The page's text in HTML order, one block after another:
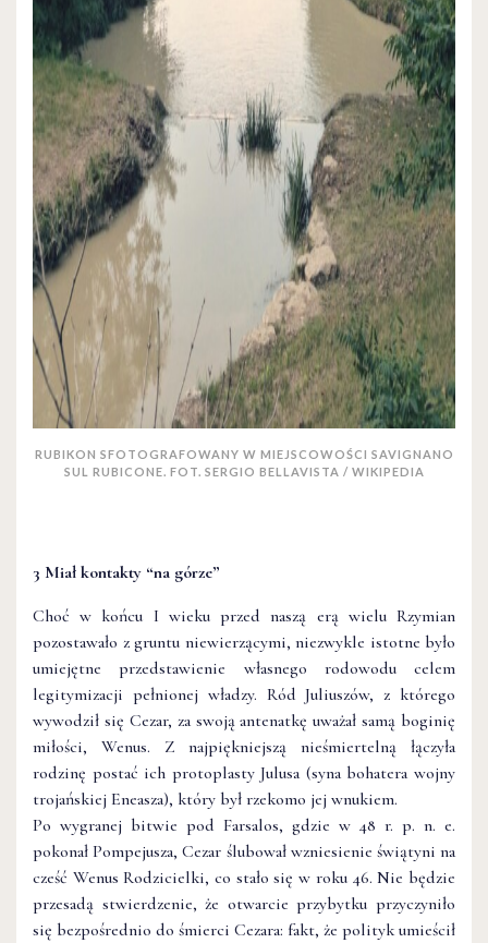
RUBIKON SFOTOGRAFOWANY W MIEJSCOWOŚCI SAVIGNANO
SUL RUBICONE. FOT. SERGIO BELLAVISTA / WIKIPEDIA
3 Miał kontakty “na górze”
Choć w końcu I wieku przed naszą erą wielu Rzymian
pozostawało z gruntu niewierzącymi, niezwykle istotne było
umiejętne przedstawienie własnego rodowodu celem
legitymizacji pełnionej władzy. Ród Juliuszów, z którego
wywodził się Cezar, za swoją antenatkę uważał samą boginię
miłości, Wenus. Z najpiękniejszą nieśmiertelną łączyła
rodzinę postać ich protoplasty Julusa (syna bohatera wojny
trojańskiej Eneasza), który był rzekomo jej wnukiem.
Po wygranej bitwie pod Farsalos, gdzie w 48 r. p. n. e.
pokonał Pompejusza, Cezar ślubował wzniesienie świątyni na
cześć Wenus Rodzicielki, co stało się w roku 46. Nie będzie
przesadą stwierdzenie, że otwarcie przybytku przyczyniło
się bezpośrednio do śmierci Cezara: fakt, że polityk umieścił